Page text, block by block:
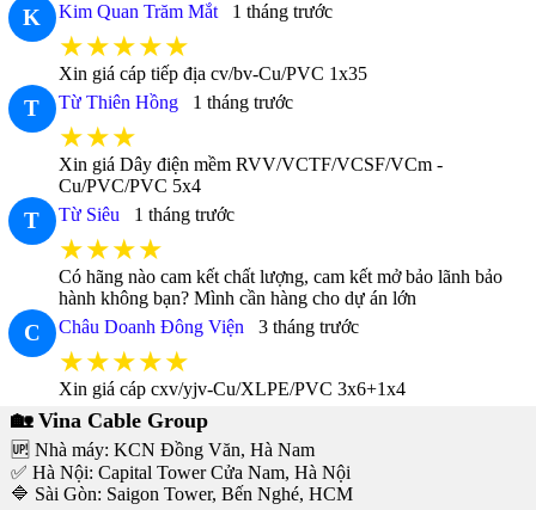
K Kim Quan Trăm Mắt 1 tháng trước
★★★★★
Xin giá cáp tiếp địa cv/bv-Cu/PVC 1x35
T Từ Thiên Hồng 1 tháng trước
★★★
Xin giá Dây điện mềm RVV/VCTF/VCSF/VCm -
Cu/PVC/PVC 5x4
T Từ Siêu 1 tháng trước
★★★★
Có hãng nào cam kết chất lượng, cam kết mở bảo lãnh bảo
hành không bạn? Mình cần hàng cho dự án lớn
C Châu Doanh Đông Viện 3 tháng trước
★★★★★
Xin giá cáp cxv/yjv-Cu/XLPE/PVC 3x6+1x4
🏡 Vina Cable Group
🆙 Nhà máy: KCN Đồng Văn, Hà Nam
✅ Hà Nội: Capital Tower Cửa Nam, Hà Nội
🔷 Sài Gòn: Saigon Tower, Bến Nghé, HCM